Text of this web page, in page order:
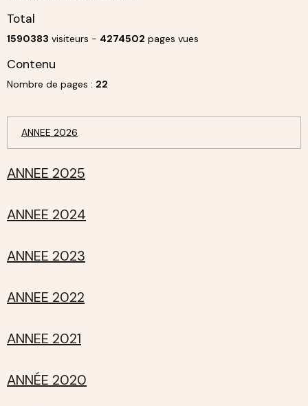
Total
1590383 visiteurs - 4274502 pages vues
Contenu
Nombre de pages : 22
ANNEE 2026
ANNEE 2025
ANNEE 2024
ANNEE 2023
ANNEE 2022
ANNEE 2021
ANNÉE 2020